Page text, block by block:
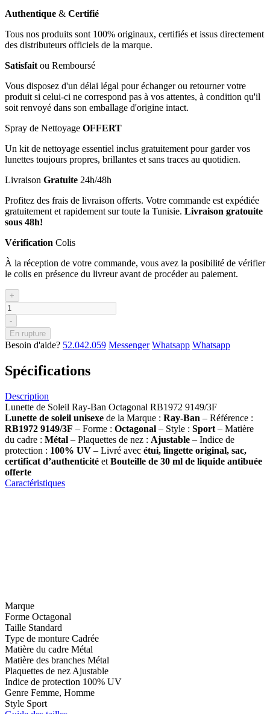
Authentique & Certifié
Tous nos produits sont 100% originaux, certifiés et issus directement
des distributeurs officiels de la marque.
Satisfait ou Remboursé
Vous disposez d'un délai légal pour échanger ou retourner votre
produit si celui-ci ne correspond pas à vos attentes, à condition qu'il
soit renvoyé dans son emballage d'origine intact.
Spray de Nettoyage OFFERT
Un kit de nettoyage essentiel inclus gratuitement pour garder vos
lunettes toujours propres, brillantes et sans traces au quotidien.
Livraison Gratuite 24h/48h
Profitez des frais de livraison offerts. Votre commande est expédiée
gratuitement et rapidement sur toute la Tunisie. Livraison gratouite
sous 48h!
Vérification Colis
À la réception de votre commande, vous avez la posibilité de vérifier
le colis en présence du livreur avant de procéder au paiement.
+
-
En rupture
Besoin d'aide? 52.042.059 Messenger Whatsapp Whatsapp
Spécifications
Description
Lunette de Soleil Ray-Ban Octagonal RB1972 9149/3F
Lunette de soleil unisexe de la Marque : Ray-Ban – Référence :
RB1972 9149/3F – Forme : Octagonal – Style : Sport – Matière
du cadre : Métal – Plaquettes de nez : Ajustable – Indice de
protection : 100% UV – Livré avec étui, lingette original, sac,
certificat d’authenticité et Bouteille de 30 ml de liquide antibuée
offerte
Caractéristiques
Marque
Forme Octagonal
Taille Standard
Type de monture Cadrée
Matière du cadre Métal
Matière des branches Métal
Plaquettes de nez Ajustable
Indice de protection 100% UV
Genre Femme, Homme
Style Sport